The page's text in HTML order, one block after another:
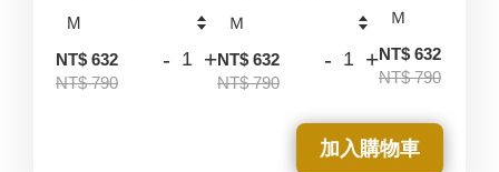
NT$ 632
NT$ 790
- +NT$ 632
NT$ 790
- +NT$ 632
NT$ 790
加入購物車